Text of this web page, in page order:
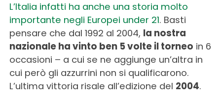
L’Italia infatti ha anche una storia molto
importante negli Europei under 21. Basti
pensare che dal 1992 al 2004, la nostra
nazionale ha vinto ben 5 volte il torneo in 6
occasioni – a cui se ne aggiunge un’altra in
cui però gli azzurrini non si qualificarono.
L’ultima vittoria risale all’edizione del 2004.